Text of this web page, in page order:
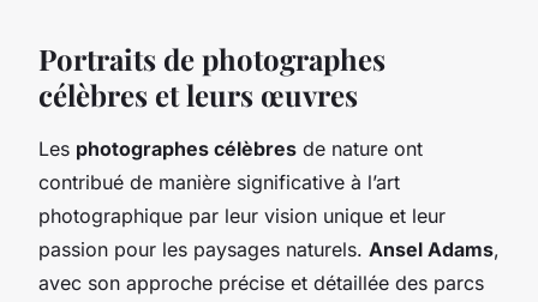
Portraits de photographes
célèbres et leurs œuvres
Les photographes célèbres de nature ont
contribué de manière significative à l’art
photographique par leur vision unique et leur
passion pour les paysages naturels. Ansel Adams,
avec son approche précise et détaillée des parcs